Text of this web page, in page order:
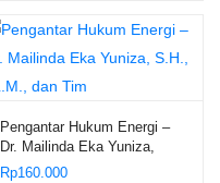
Pengantar Hukum Energi –
Dr. Mailinda Eka Yuniza,
S.H., LL.M., dan Tim
Rp160.000